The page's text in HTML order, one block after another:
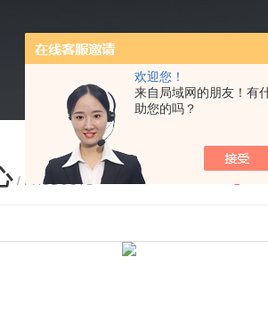
欢迎您！
来自局域网的朋友！有
助您的吗？
/ PRODUCTS